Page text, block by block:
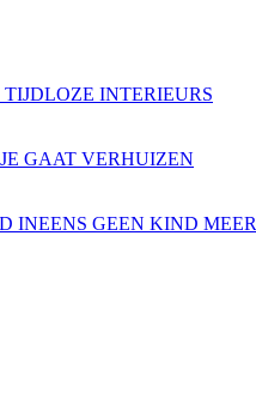
INTERIEURS
GAAT VERHUIZEN
INEENS GEEN KIND MEER